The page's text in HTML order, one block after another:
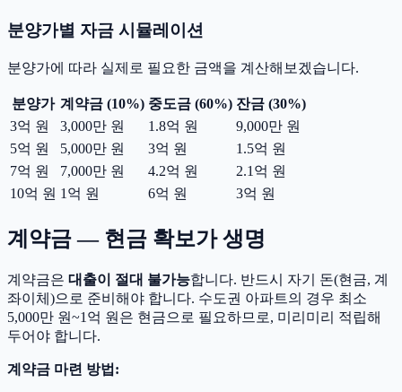
분양가별 자금 시뮬레이션
분양가에 따라 실제로 필요한 금액을 계산해보겠습니다.
분양가 계약금 (10%) 중도금 (60%) 잔금 (30%)
3억 원
3,000만 원 1.8억 원
9,000만 원
5억 원
5,000만 원 3억 원
1.5억 원
7억 원
7,000만 원 4.2억 원
2.1억 원
10억 원 1억 원 6억 원 3억 원
계약금 — 현금 확보가 생명
계약금은 대출이 절대 불가능합니다. 반드시 자기 돈(현금, 계
좌이체)으로 준비해야 합니다. 수도권 아파트의 경우 최소
5,000만 원~1억 원은 현금으로 필요하므로, 미리미리 적립해
두어야 합니다.
계약금 마련 방법: